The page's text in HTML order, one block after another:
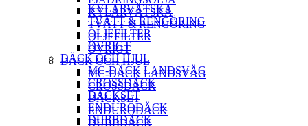
KYLARVÄTSKA
TVÄTT & RENGÖRING
OLJEFILTER
ÖVRIGT
DÄCK OCH HJUL
MC-DÄCK LANDSVÄG
CROSSDÄCK
DÄCKSET
ENDURODÄCK
DUBBDÄCK
KYLARVÄTSKA
TVÄTT & RENGÖRING
OLJEFILTER
ÖVRIGT
DÄCK OCH HJUL
MC-DÄCK LANDSVÄG
CROSSDÄCK
DÄCKSET
ENDURODÄCK
DUBBDÄCK